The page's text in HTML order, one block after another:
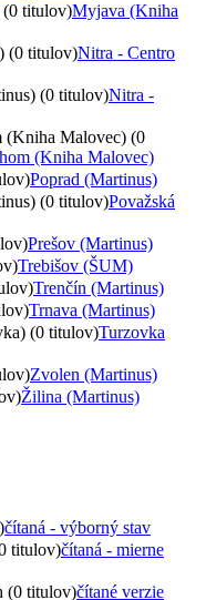
titulov)Myjava (Kniha
(0 titulov)Nitra - Centro
(0 titulov)Nitra -
(Kniha Malovec) (0
(Kniha Malovec)
Poprad (Martinus)
(0 titulov)Považská
Prešov (Martinus)
Trebišov (ŠUM)
Trenčín (Martinus)
Trnava (Martinus)
(0 titulov)Turzovka
Zvolen (Martinus)
Žilina (Martinus)
čítaná - výborný stav
titulov)čítaná - mierne
(0 titulov)čítané verzie